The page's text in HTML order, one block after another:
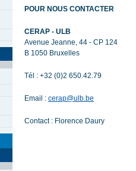
POUR NOUS CONTACTER
CERAP - ULB
Avenue Jeanne, 44 - CP 124
B 1050 Bruxelles
Tél : +32 (0)2 650.42.79
Email : cerap@ulb.be
Contact : Florence Daury